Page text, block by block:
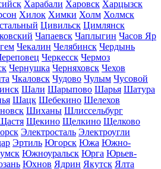
Харабали Харовск Харцызск
Хилок Химки Холм Холмск
Цивильск Цимлянск
Чапаевск Чаплыгин Часов Яр
Чекалин Челябинск Чердынь
Черкесск Чермоз
Чернушка Черняховск Чехов
Чкаловск Чудово Чулым Чусовой
Шали Шарыпово Шарья Шатура
Шацк Шебекино Шелехов
Шиханы Шлиссельбург
Щекино Щелкино Щелково
Электросталь Электроугли
Эртиль Югорск Южа Южно-
Южноуральск Юрга Юрьев-
Юхнов Ядрин Якутск Ялта